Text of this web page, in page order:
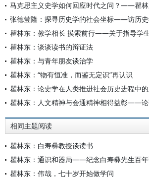
马克思主义史学如何回应时代之问？——瞿
张德莹隆：探寻历史学的社会坐标——访历
瞿林东：教学相长 摸索前行——关于指导学
瞿林东：谈谈读书的辩证法
瞿林东：与青年朋友谈治学
瞿林东：“物有恒准，而鉴无定识”再认识
相同主题阅读
瞿林东：白寿彝教授谈读书
瞿林东：通识和器局——纪念白寿彝先生百
瞿林东：伟哉，七十岁开始做学问